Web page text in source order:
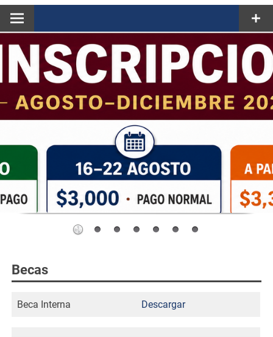
Becas
Beca Interna Descargar